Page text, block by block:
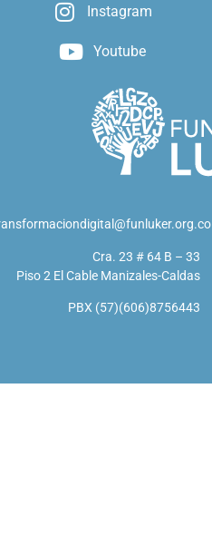
Instagram
Youtube
Cra. 23 # 64 B – 33
Piso 2 El Cable Manizales-Caldas
PBX (57)(606)8756443